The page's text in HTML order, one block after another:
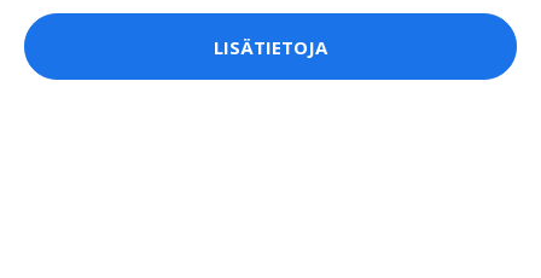
LISÄTIETOJA